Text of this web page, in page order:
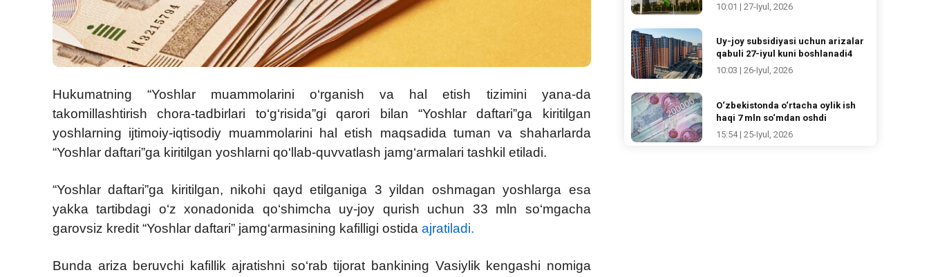
Hukumatning “Yoshlar muammolarini o‘rganish va hal etish tizimini yana-da
takomillashtirish chora-tadbirlari to‘g‘risida”gi qarori bilan “Yoshlar daftari”ga kiritilgan
yoshlarning ijtimoiy-iqtisodiy muammolarini hal etish maqsadida tuman va shaharlarda
“Yoshlar daftari”ga kiritilgan yoshlarni qo‘llab-quvvatlash jamg‘armalari tashkil etiladi.
“Yoshlar daftari”ga kiritilgan, nikohi qayd etilganiga 3 yildan oshmagan yoshlarga esa
yakka tartibdagi o‘z xonadonida qo‘shimcha uy-joy qurish uchun 33 mln so‘mgacha
garovsiz kredit “Yoshlar daftari” jamg‘armasining kafilligi ostida ajratiladi.
Bunda ariza beruvchi kafillik ajratishni so‘rab tijorat bankining Vasiylik kengashi nomiga
10:01 | 27-Iyul, 2026
Uy-joy subsidiyasi uchun arizalar
qabuli 27-iyul kuni boshlanadi4
10:03 | 26-Iyul, 2026
O‘zbekistonda o‘rtacha oylik ish
haqi 7 mln so‘mdan oshdi
15:54 | 25-Iyul, 2026